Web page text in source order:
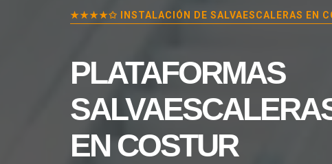
★★★★✩ INSTALACIÓN DE SALVAESCALERAS EN
PLATAFORMAS
ENCOSTUR